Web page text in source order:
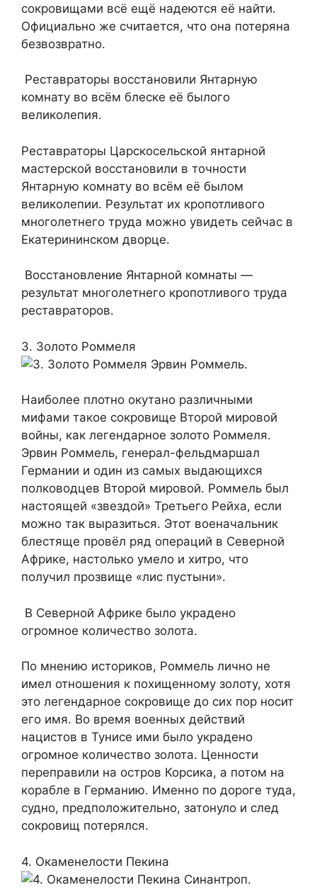
сокровищами всё ещё надеются её найти.
Официально же считается, что она потеряна
безвозвратно.
Реставраторы восстановили Янтарную
комнату во всём блеске её былого
великолепия.
Реставраторы Царскосельской янтарной
мастерской восстановили в точности
Янтарную комнату во всём её былом
великолепии. Результат их кропотливого
многолетнего труда можно увидеть сейчас в
Екатерининском дворце.
Восстановление Янтарной комнаты —
результат многолетнего кропотливого труда
реставраторов.
3. Золото Роммеля
Эрвин Роммель.
Наиболее плотно окутано различными
мифами такое сокровище Второй мировой
войны, как легендарное золото Роммеля.
Эрвин Роммель, генерал-фельдмаршал
Германии и один из самых выдающихся
полководцев Второй мировой. Роммель был
настоящей «звездой» Третьего Рейха, если
можно так выразиться. Этот военачальник
блестяще провёл ряд операций в Северной
Африке, настолько умело и хитро, что
получил прозвище «лис пустыни».
В Северной Африке было украдено
огромное количество золота.
По мнению историков, Роммель лично не
имел отношения к похищенному золоту, хотя
это легендарное сокровище до сих пор носит
его имя. Во время военных действий
нацистов в Тунисе ими было украдено
огромное количество золота. Ценности
переправили на остров Корсика, а потом на
корабле в Германию. Именно по дороге туда,
судно, предположительно, затонуло и след
сокровищ потерялся.
4. Окаменелости Пекина
Синантроп.